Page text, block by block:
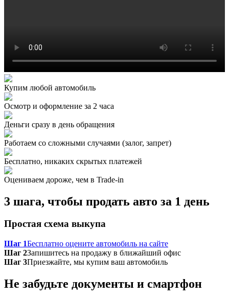
Купим любой автомобиль
Осмотр и оформление за 2 часа
Деньги сразу в день обращения
Работаем со сложными случаями (залог, запрет)
Бесплатно, никаких скрытых платежей
Оцениваем дороже, чем в Trade‑in
3 шага, чтобы продать авто за 1 день
Простая схема выкупа
Шаг 1Бесплатно оцените автомобиль на сайте
Шаг 2Запишитесь на продажу в ближайший офис
Шаг 3Приезжайте, мы купим ваш автомобиль
Не забудьте документы и смартфон